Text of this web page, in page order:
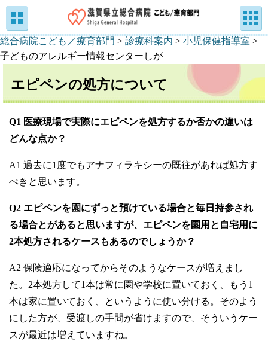
総合病院こども／療育部門 > 診療科案内 > 小児保健指導室 >
子どものアレルギー情報センターしが
エピペンの処方について
Q1 医療現場で実際にエピペンを処方するか否かの違いは
どんな点か？
A1 過去に1度でもアナフィラキシーの既往があれば処方す
べきと思います。
Q2 エピペンを園にずっと預けている場合と毎日持参され
る場合とがあると思いますが、エピペンを園用と自宅用に
2本処方されるケースもあるのでしょうか？
A2 保険適応になってからそのようなケースが増えまし
た。2本処方して1本は常に園や学校に置いておく、もう1
本は家に置いておく、というように使い分ける。そのよう
にした方が、受渡しの手間が省けますので、そういうケー
スが最近は増えていますね。